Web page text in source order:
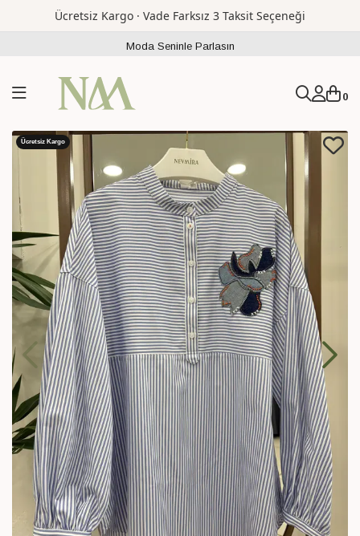
Ücretsiz Kargo · Vade Farksız 3 Taksit Seçeneği
Moda Seninle Parlasın
0
Ücretsiz Kargo